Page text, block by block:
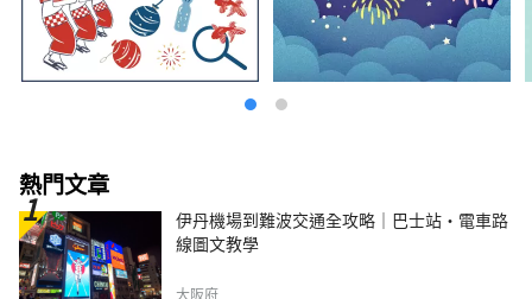
熱門文章
伊丹機場到難波交通全攻略｜巴士站・電車路
線圖文教學
大阪府